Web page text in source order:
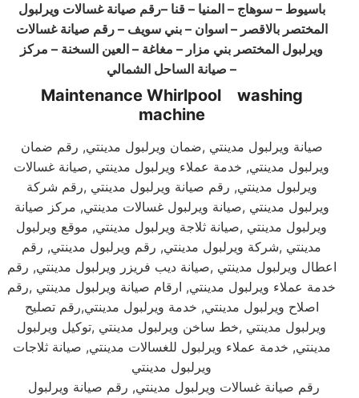
باسيوط – سوهاج – المنيا – قنا –رقم صيانة غسالات ويرلبول
المختصر بالاقصر – اسوان – بني سويف – رقم صيانة غسالات
ويرلبول المختصر بني مزار – مغاغة – العين السخنة – مركز
صيانة الساحل الشمالي –
Maintenance Whirlpool washing
machine
صيانة ويرلبول مدينتي ,ضمان ويرلبول مدينتي, رقم ضمان
ويرلبول مدينتي, خدمة عملاء ويرلبول مدينتي ,صيانة غسالات
ويرلبول مدينتي, رقم صيانة ويرلبول مدينتي ,رقم شركة
ويرلبول مدينتي ,صيانة ويرلبول غسالات مدينتي, مركز صيانة
ويرلبول مدينتي ,صيانة ثلاجة ويرلبول مدينتي, موقع ويرلبول
مدينتي ,شركة ويرلبول مدينتي, رقم ويرلبول مدينتي, رقم
اعطال ويرلبول مدينتي ,صيانة ديب فريزر ويرلبول مدينتي, رقم
خدمة عملاء ويرلبول مدينتي, ارقام صيانة ويرلبول مدينتي ,رقم
اصلاح ويرلبول مدينتي, خدمة ويرلبول مدينتي,رقم تصليح
ويرلبول مدينتي ,خط ساخن ويرلبول مدينتي ,توكيل ويرلبول
مدينتي, خدمة عملاء ويرلبول للغسالات مدينتي, صيانة ثلاجات
ويرلبول مدينتي